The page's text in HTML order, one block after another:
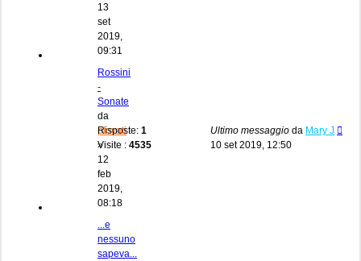
13
set
2019,
09:31
Rossini
-
Sonate
da
plovati
»
12
feb
2019,
08:18
Risposte: 1
Visite : 4535
Ultimo messaggio da Mary J
10 set 2019, 12:50
...e
nessuno
sapeva...